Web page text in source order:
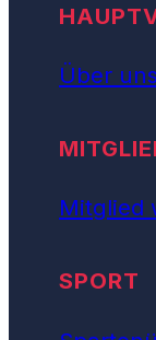
Über uns
Mitglied
SPORT